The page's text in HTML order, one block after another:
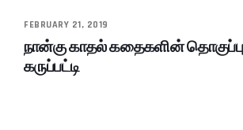
FEBRUARY 21, 2019
நான்கு காதல் கதைகளின் தொகுப்பு
கருப்பட்டி